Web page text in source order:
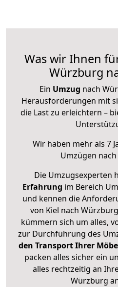
Was wir Ihnen
Würzburg
Ein Umzug nach
Herausforderungen mit
die Last zu erleichtern –
Wir haben mehr als 7
Umzügen nach
Die Umzugsexperten
Erfahrung im Bereich
und kennen die
von Kiel nach
kümmern sich um alles,
zur Durchführung des
den Transport Ihrer
packen alles sicher ein
alles rechtzeitig an
Würzburg